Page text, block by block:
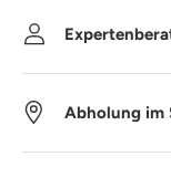
Abholung im